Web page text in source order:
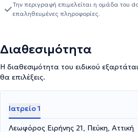
όπως αιφνίδια βαρηκοΐα, άλγος
αλλεργική ρινίτιδα, αμυγδαλές,
λαρυγγίτιδα, παράλυση φωνητικών
ελληνικά και διεθνή συνέδρια. Τέλος, ο
Πανελλήνιας
Συλλόγου "Νέοι Γιατροί", της
Ένωσης Ελλήνων
Την περιγραφή επιμελείται η ομάδα του
επαληθευμένες πληροφορίες.
Διαθεσιμότητα
Η διαθεσιμότητα του ειδικού
θα επιλέξεις.
Ιατρείο 1
Λεωφόρος Ειρήνης 21, Πεύκη, Αττική